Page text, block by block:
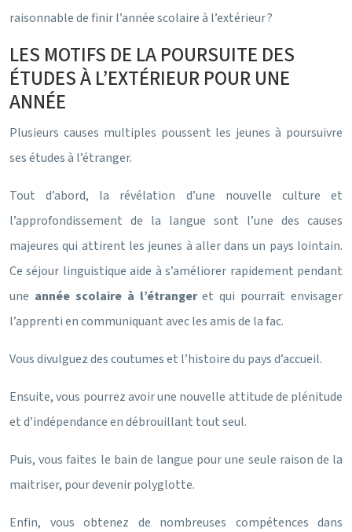
raisonnable de finir l’année scolaire à l’extérieur ?
LES MOTIFS DE LA POURSUITE DES
ÉTUDES À L’EXTÉRIEUR POUR UNE
ANNÉE
Plusieurs causes multiples poussent les jeunes à poursuivre
ses études à l’étranger.
Tout d’abord, la révélation d’une nouvelle culture et
l’approfondissement de la langue sont l’une des causes
majeures qui attirent les jeunes à aller dans un pays lointain.
Ce séjour linguistique aide à s’améliorer rapidement pendant
une année scolaire à l’étrangeret qui pourrait envisager
l’apprenti en communiquant avec les amis de la fac.
Vous divulguez des coutumes et l’histoire du pays d’accueil.
Ensuite, vous pourrez avoir une nouvelle attitude de plénitude
et d’indépendance en débrouillant tout seul.
Puis, vous faites le bain de langue pour une seule raison de la
maitriser, pour devenir polyglotte.
Enfin, vous obtenez de nombreuses compétences dans